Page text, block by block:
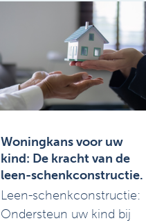
Woningkans voor uw
kind: De kracht van de
leen-schenkconstructie.
Leen-schenkconstructie:
Ondersteun uw kind bij